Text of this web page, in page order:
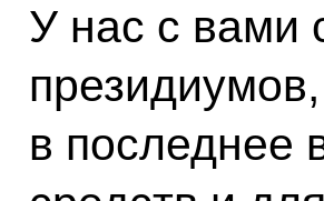
У нас с вами
в последнее